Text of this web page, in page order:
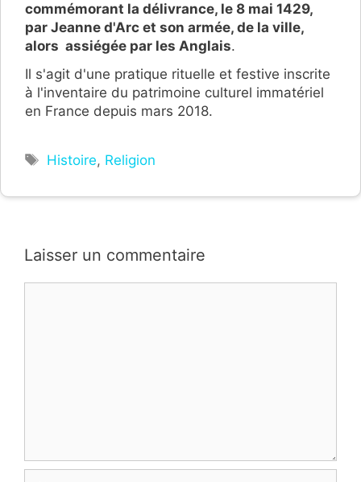
commémorant la délivrance, le 8 mai 1429,
par Jeanne d'Arc et son armée, de la ville,
alors assiégée par les Anglais.
Il s'agit d'une pratique rituelle et festive inscrite
à l'inventaire du patrimoine culturel immatériel
en France depuis mars 2018.
Étiquettes
Histoire, Religion
Laisser un commentaire